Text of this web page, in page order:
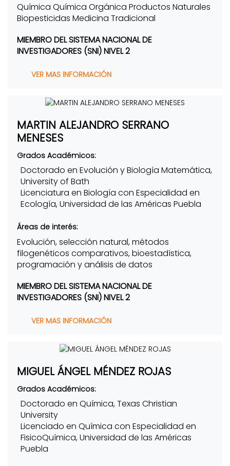
Química Química Orgánica Productos Naturales
Biopesticidas Medicina Tradicional
MIEMBRO DEL SISTEMA NACIONAL DE
INVESTIGADORES (SNI) NIVEL 2
VER MAS INFORMACIÓN
MARTIN ALEJANDRO SERRANO
MENESES
Grados Académicos:
Doctorado en Evolución y Biología Matemática,
University of Bath
Licenciatura en Biología con Especialidad en
Ecología, Universidad de las Américas Puebla
Áreas de interés:
Evolución, selección natural, métodos
filogenéticos comparativos, bioestadística,
programación y análisis de datos
MIEMBRO DEL SISTEMA NACIONAL DE
INVESTIGADORES (SNI) NIVEL 2
VER MAS INFORMACIÓN
MIGUEL ÁNGEL MÉNDEZ ROJAS
Grados Académicos:
Doctorado en Química, Texas Christian
University
Licenciado en Química con Especialidad en
FisicoQuímica, Universidad de las Américas
Puebla